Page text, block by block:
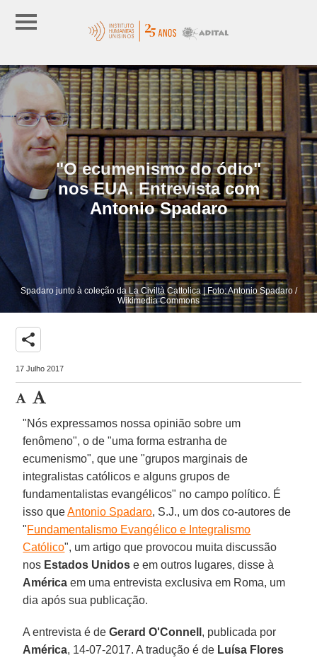
"O ecumenismo do ódio"
nos EUA. Entrevista com
Antonio Spadaro
Spadaro junto à coleção da La Civiltà Cattolica | Foto: Antonio Spadaro /
Wikimedia Commons
share
17 Julho 2017
"Nós expressamos nossa opinião sobre um
fenômeno", o de "uma forma estranha de
ecumenismo", que une "grupos marginais de
integralistas católicos e alguns grupos de
fundamentalistas evangélicos" no campo político. É
isso queAntonio Spadaro, S.J., um dos co-autores de
"Fundamentalismo Evangélico e Integralismo
Católico", um artigo que provocou muita discussão
nos Estados Unidos e em outros lugares, disse à
América em uma entrevista exclusiva em Roma, um
dia após sua publicação.
A entrevista é deGerard O'Connell , publicada por
América, 14-07-2017. A tradução é de Luísa Flores